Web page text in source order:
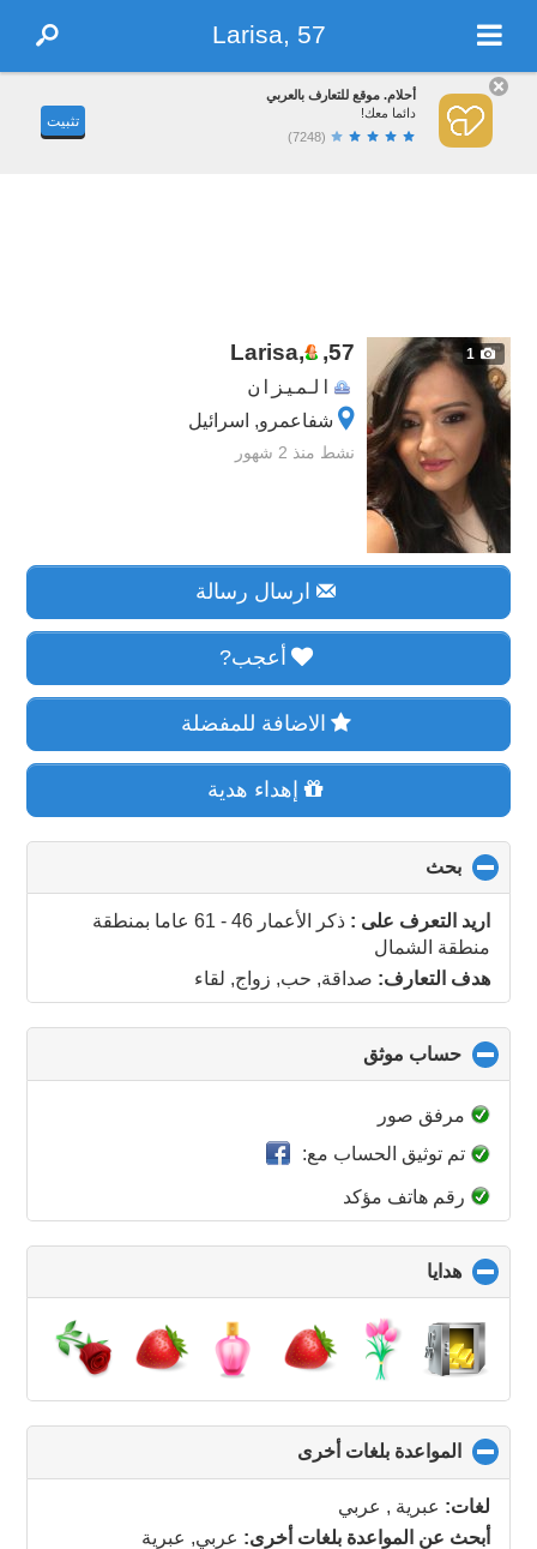
Larisa, 57
أحلام. موقع للتعارف بالعربي
دائما معك!
(7248)
تثبيت
1
Larisa, ,57
الميزان
شفاعمرو, اسرائيل
نشط منذ 2 شهور
ارسال رسالة
أعجب?
الاضافة للمفضلة
إهداء هدية
بحث
to
collapse
contents
اريد التعرف على :ذكر الأعمار 46 - 61 عاما
بمنطقة
منطقة الشمال
هدف التعارف: صداقة, حب, زواج, لقاء
حساب موثق
to
مرفق صور
تم توثيق الحساب مع:
رقم هاتف مؤكد
هدايا
to
collapse
contents
المواعدة بلغات أخرى
to
contents
لغات: عبرية , عربي
أبحث عن المواعدة بلغات أخرى: عربي, عبرية